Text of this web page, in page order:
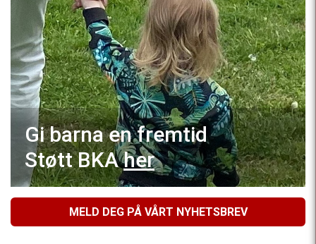
Gi barna en fremtid
Støtt BKAher
MELD DEG PÅ VÅRT NYHETSBREV